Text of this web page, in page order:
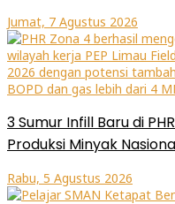
Jumat, 7 Agustus 2026
3 Sumur Infill Baru di
Produksi Minyak
Rabu, 5 Agustus 2026